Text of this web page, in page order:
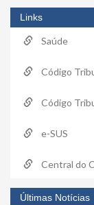
Links
Saúde
Código
Código
e-SUS
Central do
Últimas Notícias